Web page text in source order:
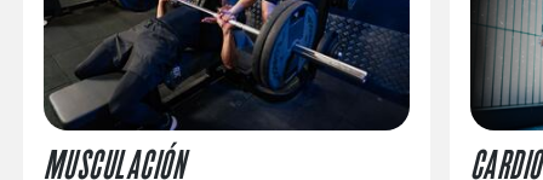
MUSCULACIÓN CARDIO